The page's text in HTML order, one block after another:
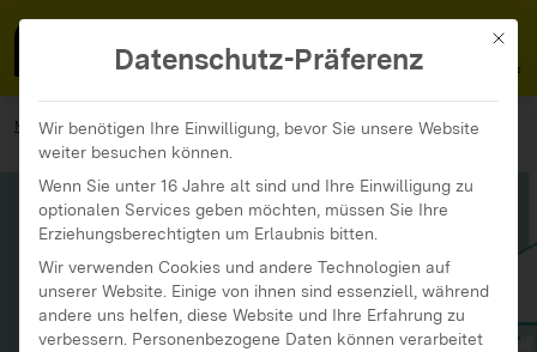
MENÜ
MedienFokus BW ...
Materialien
Ehrenamtliche Arbeit im Quartier
Mit
Datenschutz-Präferenz
Wir benötigen Ihre Einwilligung, bevor Sie unsere Website
weiter besuchen können.
Wenn Sie unter 16 Jahre alt sind und Ihre Einwilligung zu
optionalen Services geben möchten, müssen Sie Ihre
Erziehungsberechtigten um Erlaubnis bitten.
Wir verwenden Cookies und andere Technologien auf
unserer Website. Einige von ihnen sind essenziell, während
andere uns helfen, diese Website und Ihre Erfahrung zu
verbessern. Personenbezogene Daten können verarbeitet